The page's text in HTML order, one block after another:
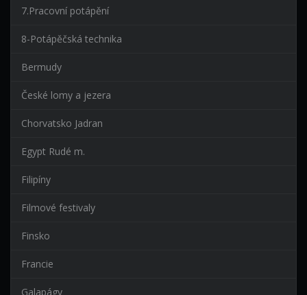
7.Pracovní potápění
8-Potápěčská technika
Bermudy
České lomy a jezera
Chorvatsko Jadran
Egypt Rudé m.
Filipíny
Filmové festivaly
Finsko
Francie
Galapágy